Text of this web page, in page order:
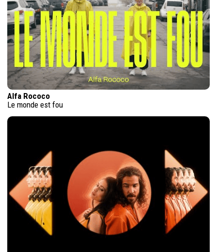
Alfa Rococo
Le monde est fou